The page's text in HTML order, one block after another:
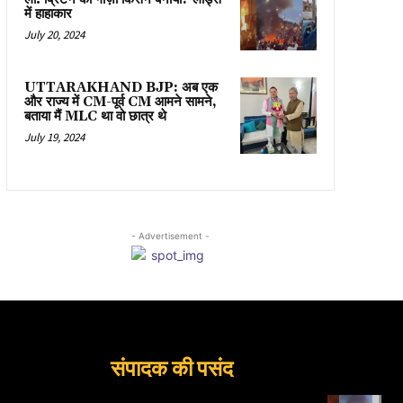
में हाहाकार
July 20, 2024
UTTARAKHAND BJP: अब एक
और राज्य में CM-पूर्व CM आमने सामने,
बताया मैं MLC था वो छात्र थे
July 19, 2024
- Advertisement -
संपादक की पसंद